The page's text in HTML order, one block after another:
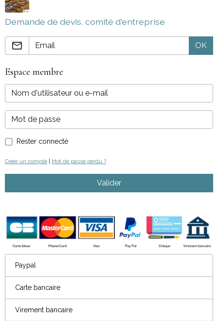
Demande de devis, comité d'entreprise
OK
Espace membre
Rester connecté
Créer un compte | Mot de passe perdu ?
Valider
Paypal
Carte bancaire
Virement bancaire